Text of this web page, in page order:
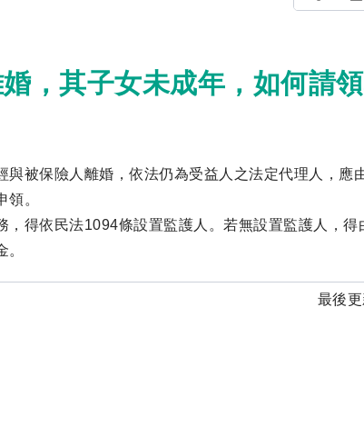
，其子女未成年，如何請
被保險人離婚，依法仍為受益人之法定代理人，應
。
得依民法1094條設置監護人。若無設置監護人，得
最後更